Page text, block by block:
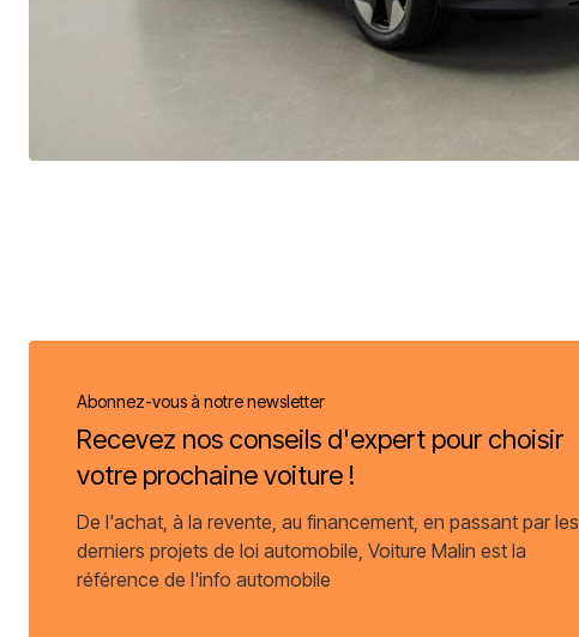
Abonnez-vous à notre newsletter
Recevez nos conseils d'expert pour choisir
votre prochaine voiture !
De l'achat, à la revente, au financement, en passant par les
derniers projets de loi automobile, Voiture Malin est la
référence de l'info automobile